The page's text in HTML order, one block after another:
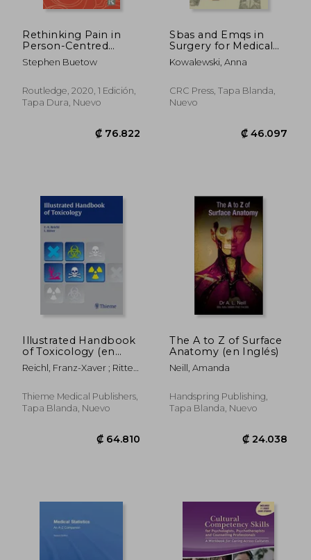
Rethinking Pain in
Person-Centred
Health Care: Around
Recovery (Routledge
Medical Humanities)
(en Inglés)
Stephen Buetow
Routledge, 2020, 1 Edición,
Tapa Dura, Nuevo
Sbas and Emqs in
Surgery for Medical
Students (en Inglés)
Kowalewski, Anna
CRC Press, Tapa Blanda,
Nuevo
Illustrated Handbook
of Toxicology (en
Inglés)
Reichl, Franz-Xaver ; Ritter,
Thieme Medical Publishers,
Tapa Blanda, Nuevo
The A to Z of Surface
Anatomy (en Inglés)
Neill, Amanda
Handspring Publishing,
Tapa Blanda, Nuevo